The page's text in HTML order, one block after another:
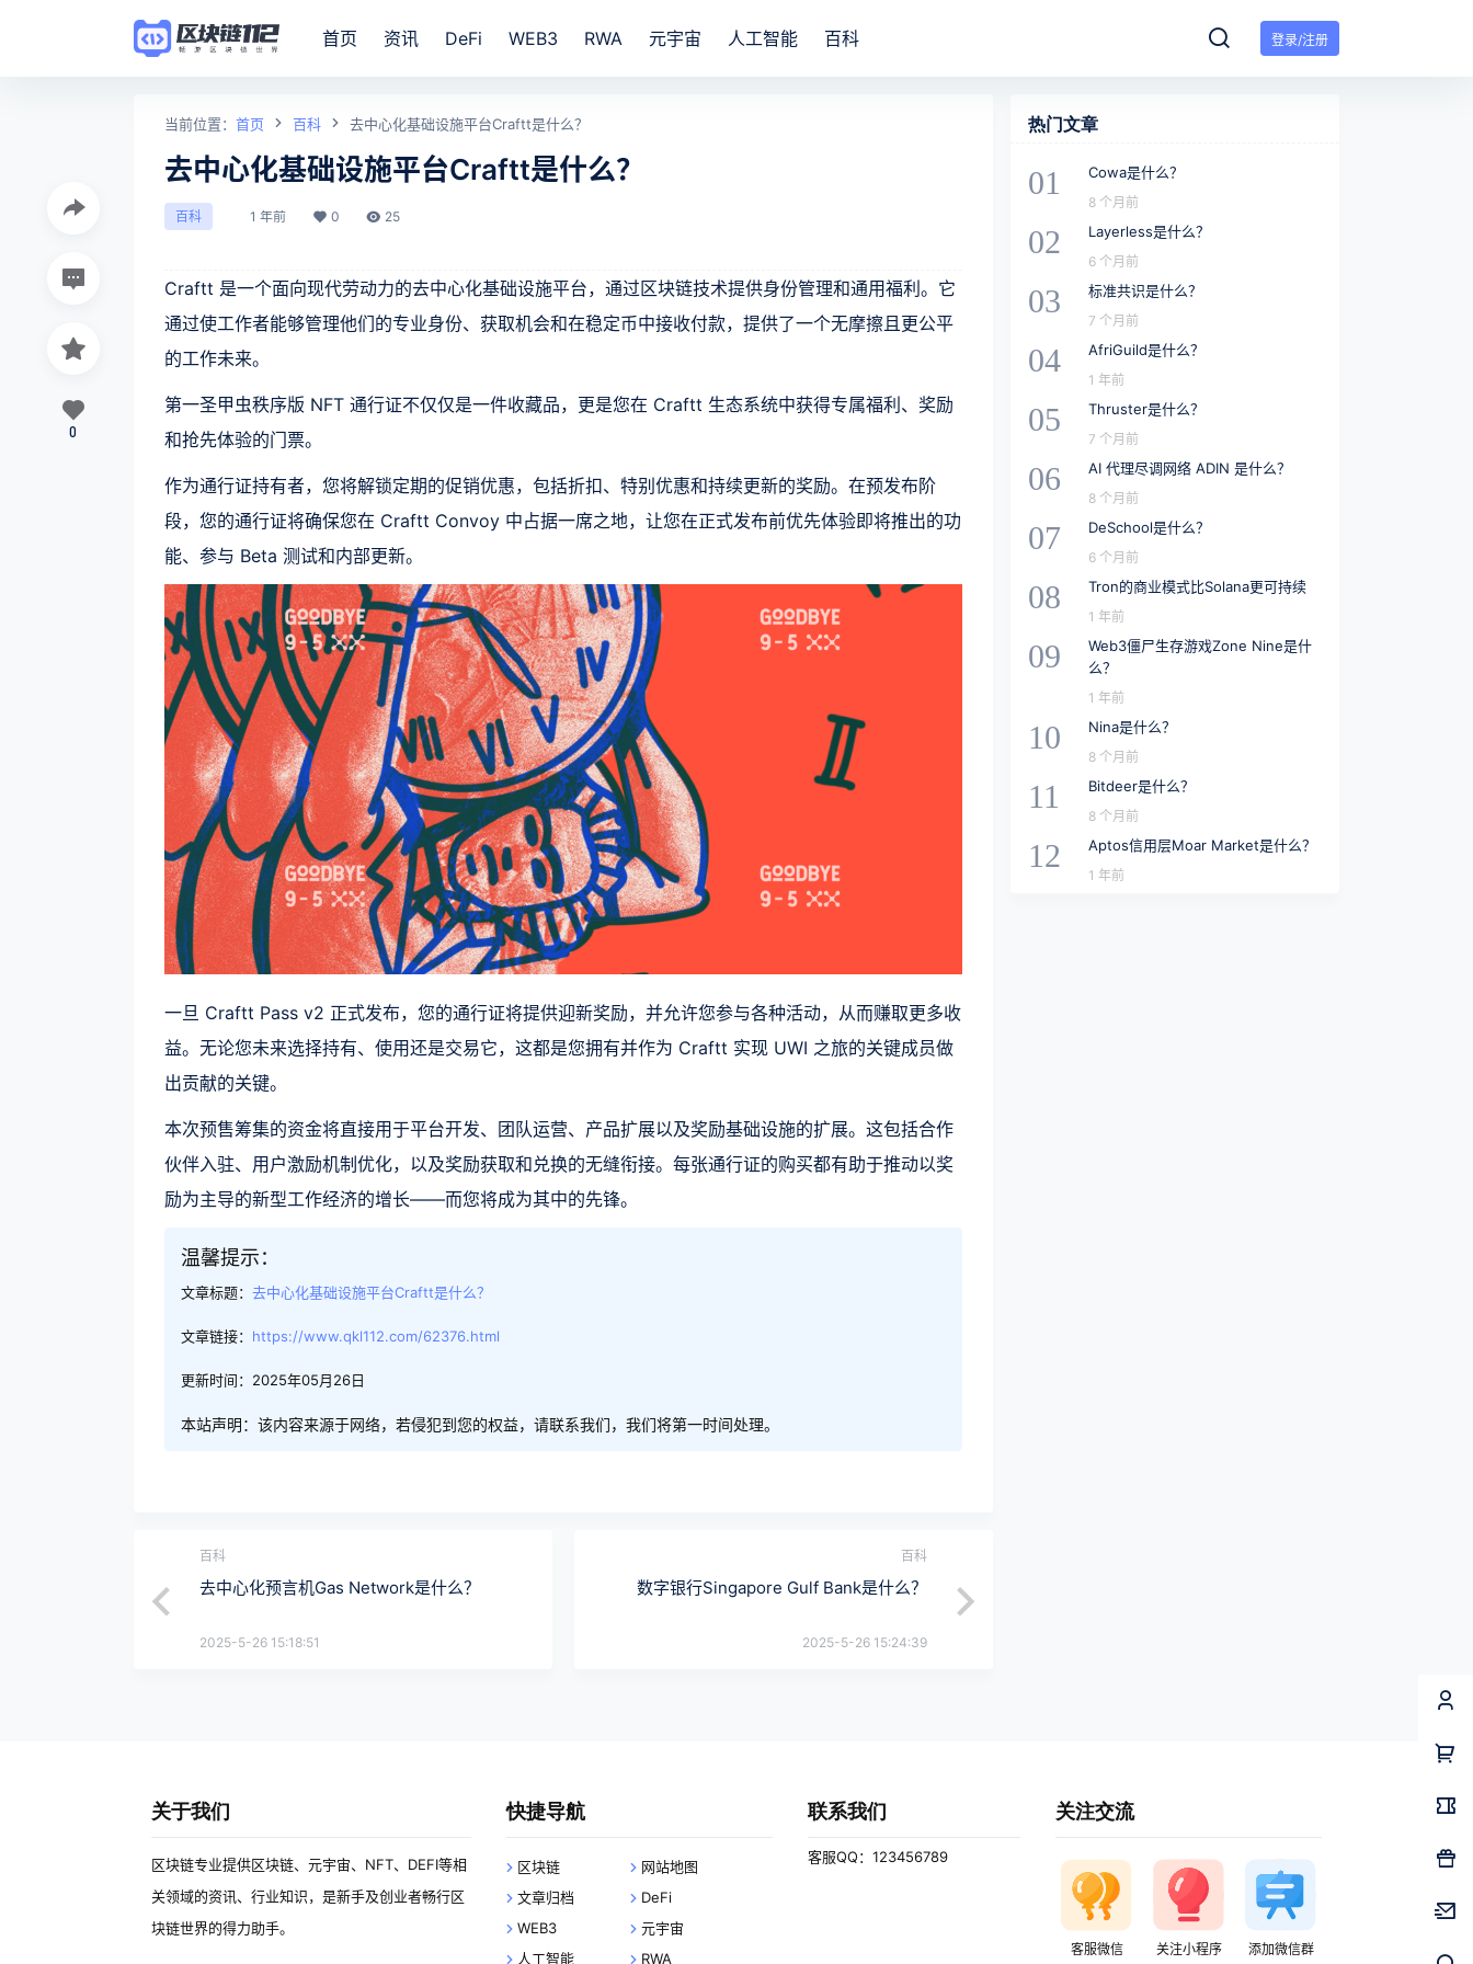
登录/注册
首页 资讯 DeFi WEB3 RWA 元宇宙 人工智能 百科
当前位置： 首页 百科 去中心化基础设施平台Craftt是什么？
去中心化基础设施平台Craftt是什么？
百科 1 年前 0 25
Craftt 是一个面向现代劳动力的去中心化基础设施平台，通过区块链技术提供身份管理和通用福利。它
通过使工作者能够管理他们的专业身份、获取机会和在稳定币中接收付款，提供了一个无摩擦且更公平
的工作未来。
第一圣甲虫秩序版 NFT 通行证不仅仅是一件收藏品，更是您在 Craftt 生态系统中获得专属福利、奖励
和抢先体验的门票。
作为通行证持有者，您将解锁定期的促销优惠，包括折扣、特别优惠和持续更新的奖励。在预发布阶
段，您的通行证将确保您在 Craftt Convoy 中占据一席之地，让您在正式发布前优先体验即将推出的功
能、参与 Beta 测试和内部更新。
一旦 Craftt Pass v2 正式发布，您的通行证将提供迎新奖励，并允许您参与各种活动，从而赚取更多收
益。无论您未来选择持有、使用还是交易它，这都是您拥有并作为 Craftt 实现 UWI 之旅的关键成员做
出贡献的关键。
本次预售筹集的资金将直接用于平台开发、团队运营、产品扩展以及奖励基础设施的扩展。这包括合作
伙伴入驻、用户激励机制优化，以及奖励获取和兑换的无缝衔接。每张通行证的购买都有助于推动以奖
励为主导的新型工作经济的增长——而您将成为其中的先锋。
温馨提示：
文章标题： 去中心化基础设施平台Craftt是什么？
文章链接： https://www.qkl112.com/62376.html
更新时间：2025年05月26日
本站声明：该内容来源于网络，若侵犯到您的权益，请联系我们，我们将第一时间处理。
0
百科
去中心化预言机Gas Network是什么？
2025-5-26 15:18:51
百科
数字银行Singapore Gulf Bank是什么？
2025-5-26 15:24:39
热门文章
01 Cowa是什么？
8 个月前
02 Layerless是什么？
6 个月前
03 标准共识是什么？
7 个月前
04 AfriGuild是什么？
1 年前
05 Thruster是什么？
7 个月前
06 AI 代理尽调网络 ADIN 是什么？
8 个月前
07 DeSchool是什么？
6 个月前
08 Tron的商业模式比Solana更可持续
1 年前
09
Web3僵尸生存游戏Zone Nine是什
么？
1 年前
10 Nina是什么？
8 个月前
11 Bitdeer是什么？
8 个月前
12 Aptos信用层Moar Market是什么？
1 年前
关于我们
区块链专业提供区块链、元宇宙、NFT、DEFI等相
关领域的资讯、行业知识，是新手及创业者畅行区
块链世界的得力助手。
快捷导航
区块链
网站地图
文章归档
DeFi
WEB3
元宇宙
人工智能
RWA
联系我们
客服QQ：123456789
关注交流
客服微信 关注小程序 添加微信群